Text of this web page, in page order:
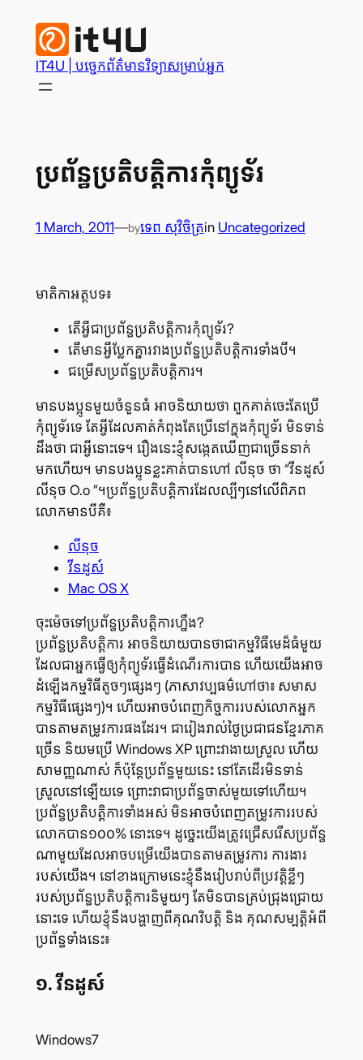
contentIT4U | បច្ចេក​ព័ត៌មានវិទ្យា​សម្រាប់​អ្នក
ប្រព័ន្ធ​ប្រតិបត្តិការ​កុំព្យូទ័រ
1 March, 2011—byទេព សុវិចិត្រin Uncategorized
មាតិកា​អត្ថបទ៖
តើ​អ្វី​ជា​ប្រព័ន្ធ​ប្រតិបត្តិការ​កុំព្យូទ័រ?
តើ​មាន​អ្វី​ប្លែក​គ្នា​រវាង​ប្រព័ន្ធ​ប្រតិបត្តិការ​ទាំង​បី។
ជម្រើស​ប្រព័ន្ធ​ប្រតិបត្តិការ។
មាន​បង​ប្អូន​មួយ​ចំនួន​ធំ អាច​និយាយ​ថា ពួកគាត់​ចេះ​តែ​ប្រើ​
កុំព្យូទ័រ​ទេ តែ​អ្វី​ដែល​គាត់​កំពុង​តែ​ប្រើ​នៅ​ក្នុង​កុំព្យូទ័រ មិន​ទាន់​
ដឹង​ថា ជា​អ្វី​នោះ​ទេ។ រឿង​នេះ​ខ្ញុំ​សង្កេត​ឃើញ​ជា​ច្រើន​នាក់​
មក​ហើយ។ មាន​បង​ប្អូន​ខ្លះ​គាត់​បាន​ហៅ លីនុច ថា “វីនដូស៍​
លីនុច O.o ”។ប្រព័ន្ធ​ប្រតិបត្តិការ​ដែល​ល្បីៗ​នៅ​លើ​ពិភព​
លោក​មាន​បី​គឺ៖
លីនុច
វីនដូស៍
Mac OS X
ចុះ​ម៉េច​ទៅ​ប្រព័ន្ធ​ប្រតិបត្តិការ​ហ្នឹង?
ប្រព័ន្ធ​ប្រតិបត្តិការ អាច​និយាយ​បាន​ថា​ជា​កម្មវិធី​មេ​ដ៏​ធំ​មួយ
ដែល​ជា​អ្នក​ធ្វើ​ឲ្យ​កុំព្យូទ័រ​ធ្វើ​ដំណើរ​ការ​បាន ហើយ​យើង​អាច​
ដំឡើង​កម្មវិធី​តូចៗ​ផ្សេងៗ (ភាសា​វប្បធម៌​ហៅ​ថា៖ សមាស​
កម្មវិធី​ផ្សេងៗ)។ ហើយ​អាច​បំពេញ​កិច្ចការ​របស់​លោក​អ្នក​
បាន​តាម​តម្រូវ​ការ​ផង​ដែរ។ ជា​រៀង​រាល់​ថ្ងៃ​ប្រជាជន​ខ្មែរ​ភាគ​
ច្រើន និយម​ប្រើ Windows XP ព្រោះ​វា​ងាយ​ស្រួល ហើយ​
សាមញ្ញ​ណាស់ ក៏​ប៉ុន្តែ​ប្រព័ន្ធ​មួយ​នេះ នៅ​តែ​ដើរ​មិន​ទាន់​
ស្រួល​នៅ​ឡើយ​ទេ ព្រោះ​វា​ជា​ប្រព័ន្ធ​ចាស់​មួយ​ទៅ​ហើយ។
ប្រព័ន្ធ​ប្រតិបត្តិការ​ទាំង​អស់ មិន​អាច​បំពេញ​តម្រូវ​ការ​របស់​
លោក​បាន​១០០% នោះ​ទេ។ ដូច្នេះ​យើង​ត្រូវ​ជ្រើស​រើស​ប្រព័ន្ធ​
ណា​មួយ​ដែល​អាច​បម្រើ​យើង​បាន​តាម​តម្រូវ​ការ ការ​ងារ​
របស់​យើង។ នៅ​ខាង​ក្រោម​នេះ​ខ្ញុំ​នឹង​រៀប​រាប់​ពី​ប្រវត្តិ​ខ្លីៗ​
របស់​ប្រព័ន្ធ​ប្រតិបត្តិការ​និមួយៗ តែ​មិន​បាន​គ្រប់​ជ្រុង​ជ្រោយ​
នោះ​ទេ ហើយ​ខ្ញុំ​នឹង​បង្ហាញ​ពី​គុណ​វិបត្តិ និង គុណ​សម្បត្តិ​អំពី​
ប្រព័ន្ធ​ទាំង​នេះ៖
១. វីនដូស៍
Windows7